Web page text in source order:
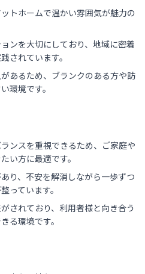
トホームで温かい雰囲気が魅力の
ンを大切にしており、地域に密着
されています。
あるため、ブランクのある方や訪
環境です。
ンスを重視できるため、ご家庭や
い方に最適です。
り、不安を解消しながら一歩ずつ
っています。
されており、利用者様と向き合う
る環境です。